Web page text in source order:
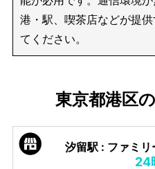
港・駅、喫茶店などが提
てください。
東京都港区
汐留駅 : ファミ
24